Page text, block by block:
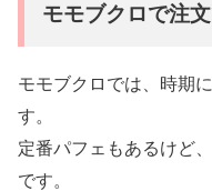
モモブクロで注
モモブクロでは、時期
す。
定番パフェもあるけど
です。